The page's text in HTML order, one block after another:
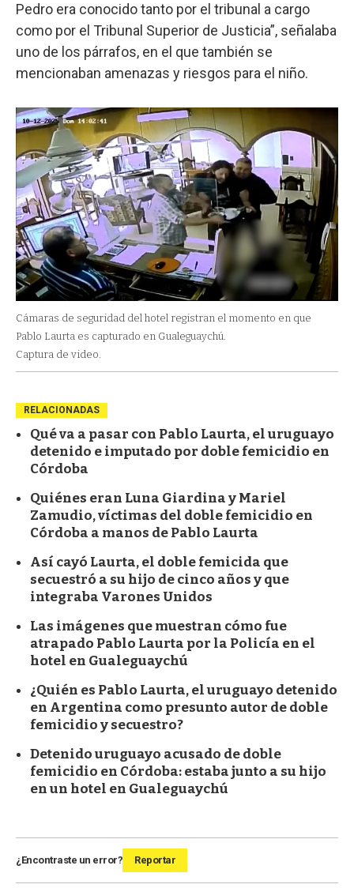
Pedro era conocido tanto por el tribunal a cargo
como por el Tribunal Superior de Justicia”, señalaba
uno de los párrafos, en el que también se
mencionaban amenazas y riesgos para el niño.
Cámaras de seguridad del hotel registran el momento en que
Pablo Laurta es capturado en Gualeguaychú.
Captura de video.
RELACIONADAS
Qué va a pasar con Pablo Laurta, el uruguayo
detenido e imputado por doble femicidio en
Córdoba
Quiénes eran Luna Giardina y Mariel
Zamudio, víctimas del doble femicidio en
Córdoba a manos de Pablo Laurta
Así cayó Laurta, el doble femicida que
secuestró a su hijo de cinco años y que
integraba Varones Unidos
Las imágenes que muestran cómo fue
atrapado Pablo Laurta por la Policía en el
hotel en Gualeguaychú
¿Quién es Pablo Laurta, el uruguayo detenido
en Argentina como presunto autor de doble
femicidio y secuestro?
Detenido uruguayo acusado de doble
femicidio en Córdoba: estaba junto a su hijo
en un hotel en Gualeguaychú
¿Encontraste un error? Reportar